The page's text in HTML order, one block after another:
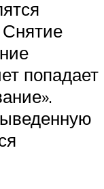
Снятие
попадает